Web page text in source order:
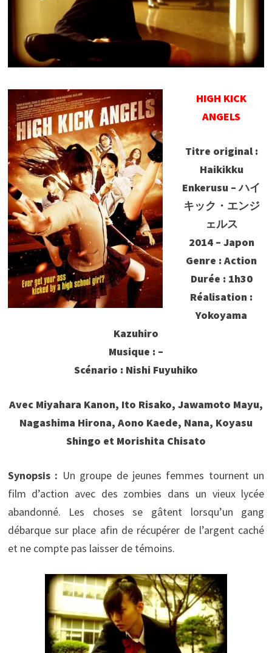
HIGH KICK
ANGELS
Titre original :
Haikikku
Enkerusu – ハイ
キック・エンジ
ェルス
2014 – Japon
Genre : Action
Durée : 1h30
Réalisation :
Yokoyama
Kazuhiro
Musique : –
Scénario : Nishi Fuyuhiko
Avec Miyahara Kanon, Ito Risako, Jawamoto Mayu,
Nagashima Hirona, Aono Kaede, Nana, Koyasu
Shingo et Morishita Chisato
Synopsis : Un groupe de jeunes femmes tournent un
film d’action avec des zombies dans un vieux lycée
abandonné. Les choses se gâtent lorsqu’un gang
débarque sur place afin de récupérer de l’argent caché
et ne compte pas laisser de témoins.